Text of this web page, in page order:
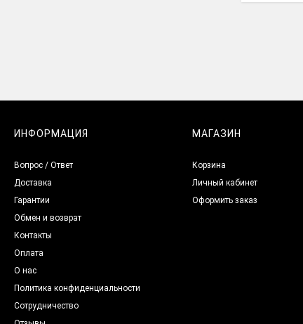
ИНФОРМАЦИЯ
Вопрос / Ответ
Доставка
Гарантии
Обмен и возврат
Контакты
Оплата
О нас
Политика конфиденциальности
Сотрудничество
МАГАЗИН
Корзина
Личный кабинет
Оформить заказ